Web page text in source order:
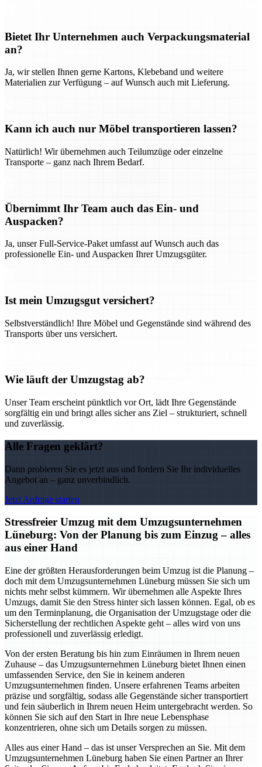
Bietet Ihr Unternehmen auch Verpackungsmaterial
an?
Ja, wir stellen Ihnen gerne Kartons, Klebeband und weitere
Materialien zur Verfügung – auf Wunsch auch mit Lieferung.
Kann ich auch nur Möbel transportieren lassen?
Natürlich! Wir übernehmen auch Teilumzüge oder einzelne
Transporte – ganz nach Ihrem Bedarf.
Übernimmt Ihr Team auch das Ein- und
Auspacken?
Ja, unser Full-Service-Paket umfasst auf Wunsch auch das
professionelle Ein- und Auspacken Ihrer Umzugsgüter.
Ist mein Umzugsgut versichert?
Selbstverständlich! Ihre Möbel und Gegenstände sind während des
Transports über uns versichert.
Wie läuft der Umzugstag ab?
Unser Team erscheint pünktlich vor Ort, lädt Ihre Gegenstände
sorgfältig ein und bringt alles sicher ans Ziel – strukturiert, schnell
und zuverlässig.
Alle Fragen geklärt?
Dann probieren Sie es jetzt aus und fordern Sie Ihr individuelles
Angebot an – ganz unverbindlich.
Jetzt Anfrage starten
Stressfreier Umzug mit dem Umzugsunternehmen
Lüneburg: Von der Planung bis zum Einzug – alles
aus einer Hand
Eine der größten Herausforderungen beim Umzug ist die Planung –
doch mit dem Umzugsunternehmen Lüneburg müssen Sie sich um
nichts mehr selbst kümmern. Wir übernehmen alle Aspekte Ihres
Umzugs, damit Sie den Stress hinter sich lassen können. Egal, ob es
um den Terminplanung, die Organisation der Umzugstage oder die
Sicherstellung der rechtlichen Aspekte geht – alles wird von uns
professionell und zuverlässig erledigt.
Von der ersten Beratung bis hin zum Einräumen in Ihrem neuen
Zuhause – das Umzugsunternehmen Lüneburg bietet Ihnen einen
umfassenden Service, den Sie in keinem anderen
Umzugsunternehmen finden. Unsere erfahrenen Teams arbeiten
präzise und sorgfältig, sodass alle Gegenstände sicher transportiert
und fein säuberlich in Ihrem neuen Heim untergebracht werden. So
können Sie sich auf den Start in Ihre neue Lebensphase
konzentrieren, ohne sich um Details sorgen zu müssen.
Alles aus einer Hand – das ist unser Versprechen an Sie. Mit dem
Umzugsunternehmen Lüneburg haben Sie einen Partner an Ihrer